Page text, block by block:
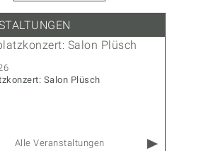
Salon Plüsch
Alle Veranstaltungen